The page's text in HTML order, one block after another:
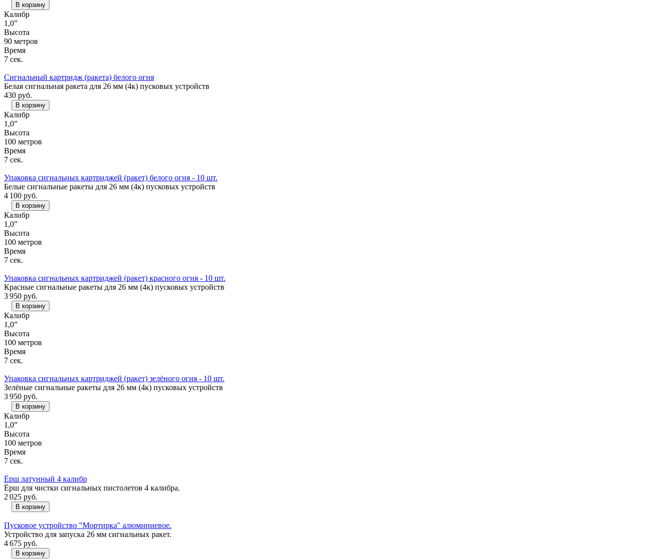
В корзину
Калибр
1,0”
Высота
90 метров
Время
7 сек.
Сигнальный картридж (ракета) белого огня
Белая сигнальная ракета для 26 мм (4к) пусковых устройств
430 руб.
В корзину
Калибр
1,0”
Высота
100 метров
Время
7 сек.
Упаковка сигнальных картриджей (ракет) белого огня - 10 шт.
Белые сигнальные ракеты для 26 мм (4к) пусковых устройств
4 100 руб.
В корзину
Калибр
1,0”
Высота
100 метров
Время
7 сек.
Упаковка сигнальных картриджей (ракет) красного огня - 10 шт.
Красные сигнальные ракеты для 26 мм (4к) пусковых устройств
3 950 руб.
В корзину
Калибр
1,0”
Высота
100 метров
Время
7 сек.
Упаковка сигнальных картриджей (ракет) зелёного огня - 10 шт.
Зелёные сигнальные ракеты для 26 мм (4к) пусковых устройств
3 950 руб.
В корзину
Калибр
1,0”
Высота
100 метров
Время
7 сек.
Ёрш латунный 4 калибр
Ёрш для чистки сигнальных пистолетов 4 калибра.
2 025 руб.
В корзину
Пусковое устройство "Мортирка" алюминиевое.
Устройство для запуска 26 мм сигнальных ракет.
4 675 руб.
В корзину